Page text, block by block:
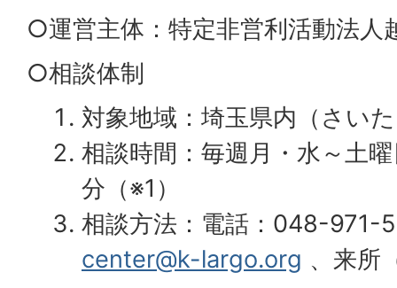
○運営主体：特定非営利活動法人
○相談体制
対象地域：埼玉県内（さい
相談時間：毎週月・水～土
分（※1）
相談方法：電話：048-971-
center@k-largo.org 、来所